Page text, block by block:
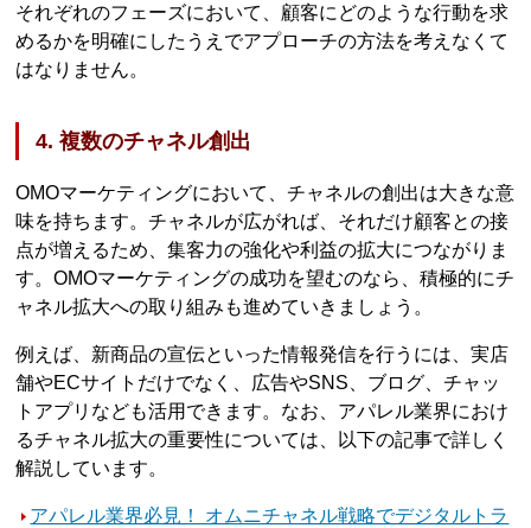
それぞれのフェーズにおいて、顧客にどのような行動を求
めるかを明確にしたうえでアプローチの方法を考えなくて
はなりません。
4. 複数のチャネル創出
OMOマーケティングにおいて、チャネルの創出は大きな意
味を持ちます。チャネルが広がれば、それだけ顧客との接
点が増えるため、集客力の強化や利益の拡大につながりま
す。OMOマーケティングの成功を望むのなら、積極的にチ
ャネル拡大への取り組みも進めていきましょう。
例えば、新商品の宣伝といった情報発信を行うには、実店
舗やECサイトだけでなく、広告やSNS、ブログ、チャッ
トアプリなども活用できます。なお、アパレル業界におけ
るチャネル拡大の重要性については、以下の記事で詳しく
解説しています。
アパレル業界必見！ オムニチャネル戦略でデジタルトラ